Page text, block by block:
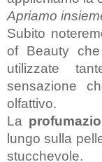
Apriamo
Subito
of Beauty
utilizzate
sensazione
olfattivo.
La
lungo sulla
stucchevole.